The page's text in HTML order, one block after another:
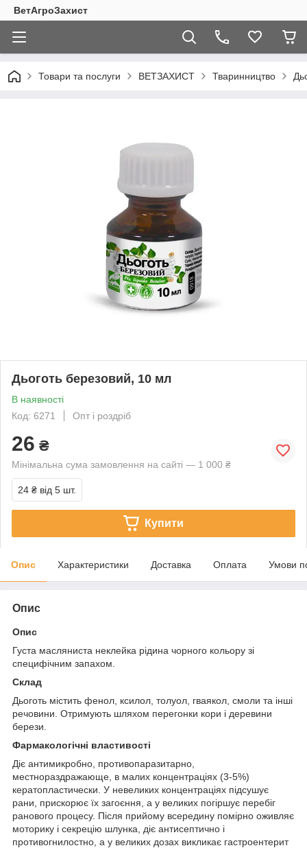
ВетАгроЗахист
Товари та послуги ВЕТЗАХИСТ Тваринництво
Дьоготь березовий, 10 мл
В наявності
Код: 6271
Опт і роздріб
26 ₴
Мінімальна сума замовлення на сайті — 1 000 ₴
24 ₴ від 5 шт.
Купити
Опис Характеристики Доставка Оплата Умови
Опис
Опис
Густа масляниста неклейка рідина чорного кольору зі
специфічним запахом.
Склад
Дьоготь містить фенол, ксилол, толуол, гваякол, смоли та інші
речовини. Отримують шляхом перегонки кори і деревини
берези.
Фармакологічні властивості
Діє антимикробно, противопаразитарно,
местнораздражающе, в малих концентраціях (3-5%)
кератопластически. У невеликих концентраціях підсушує
рани, прискорює їх загоєння, а у великих погіршує перебіг
ранового процесу. Після прийому всередину помірно оживляє
моторику і секрецію шлунка, діє антисептично і
противогнилостно, а у великих дозах викликає гастроентерит